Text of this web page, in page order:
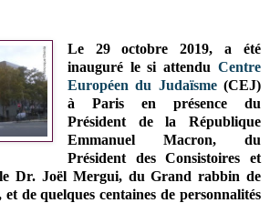
Le 29 octobre 2019, a été
inauguré le si attendu Centre
Européen du Judaïsme(CEJ)
à Paris en présence du
Président de la République
Emmanuel Macron, du
Président des Consistoires et
Dr. Joël Mergui, du Grand rabbin de
de quelques centaines de personnalités